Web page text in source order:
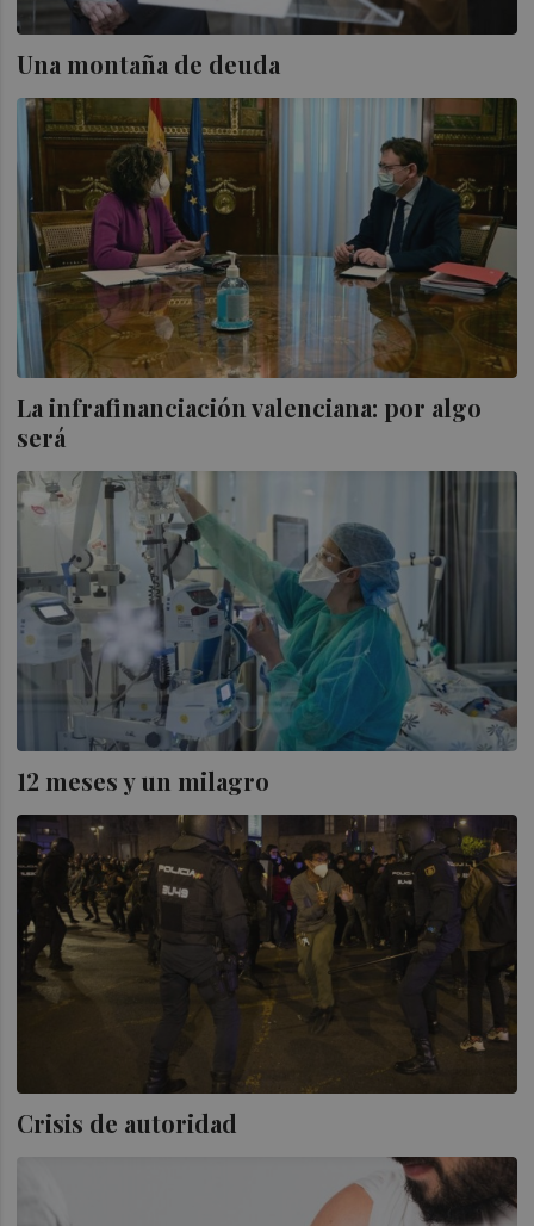
Una montaña de deuda
La infrafinanciación valenciana: por algo
será
12 meses y un milagro
Crisis de autoridad